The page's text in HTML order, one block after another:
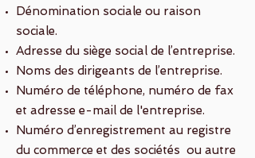
Dénomination sociale ou raison
sociale.
Adresse du siège social de l’entreprise.
Noms des dirigeants de l’entreprise.
Numéro de téléphone, numéro de fax
et adresse e-mail de l'entreprise.
Numéro d’enregistrement au registre
du commerce et des sociétés ou autre